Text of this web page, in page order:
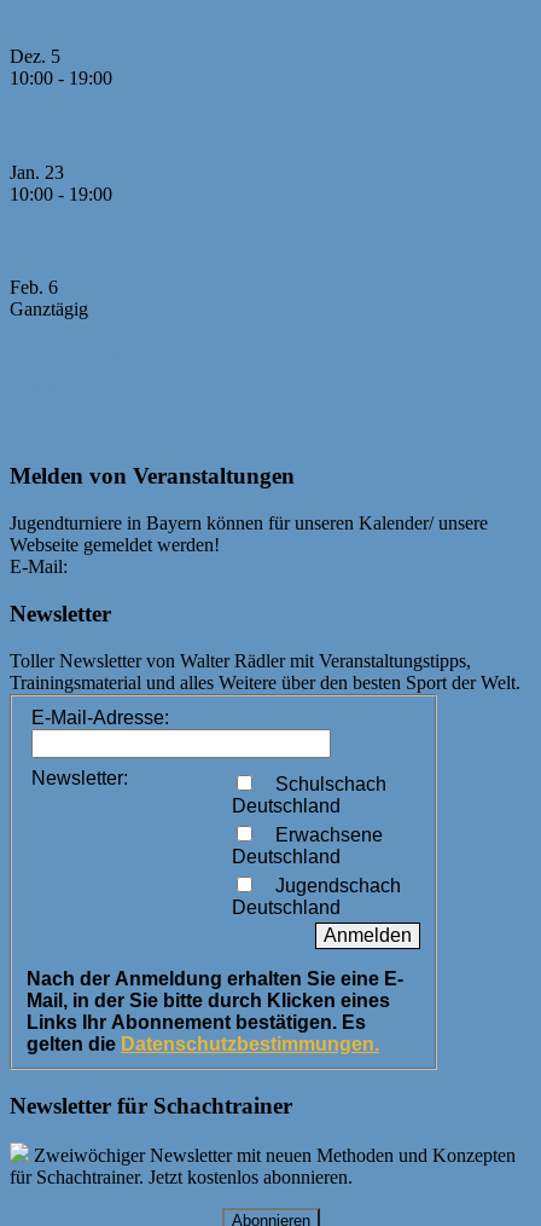
Dez. 5
10:00 - 19:00
Jan. 23
10:00 - 19:00
Feb. 6
Ganztägig
Melden von Veranstaltungen
Jugendturniere in Bayern können für unseren Kalender/ unsere
Webseite gemeldet werden!
E-Mail:
Newsletter
Toller Newsletter von Walter Rädler mit Veranstaltungstipps,
Trainingsmaterial und alles Weitere über den besten Sport der Welt.
E-Mail-Adresse:
Newsletter:
Schulschach
Deutschland
Erwachsene
Deutschland
Jugendschach
Deutschland
Nach der Anmeldung erhalten Sie eine E-
Mail, in der Sie bitte durch Klicken eines
Links Ihr Abonnement bestätigen. Es
gelten die Datenschutzbestimmungen.
Newsletter für Schachtrainer
Zweiwöchiger Newsletter mit neuen Methoden und Konzepten
für Schachtrainer. Jetzt kostenlos abonnieren.
Abonnieren